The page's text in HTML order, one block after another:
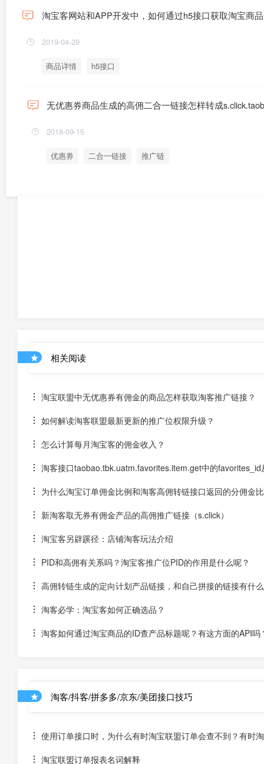
淘宝客网站和APP开发中，如何通过h5接口获取淘宝商
2019-04-29
商品详情 h5接口
无优惠券商品生成的高佣二合一链接怎样转成
2018-09-15
优惠券 二合一链接 推广链
相关阅读
淘宝联盟中无优惠券有佣金的商品怎样获取淘客推广链接？
如何解读淘客联盟最新更新的推广位权限升级？
怎么计算每月淘宝客的佣金收入？
淘客接口taobao.tbk.uatm.favorites.item.get中的favorites_id
为什么淘宝订单佣金比例和淘客高佣转链接口返回的分佣金
新淘客取无券有佣金产品的高佣推广链接（s.click）
淘宝客另辟蹊径：店铺淘客玩法介绍
PID和高佣有关系吗？淘宝客推广位PID的作用是什么呢？
高佣转链生成的定向计划产品链接，和自己拼接的链接有什
淘客必学：淘宝客如何正确选品？
淘客如何通过淘宝商品的ID查产品标题呢？有这方面的API吗
淘客/抖客/拼多多/京东/美团接口技巧
使用订单接口时，为什么有时淘宝联盟订单会查不到？有时
淘宝联盟订单报表名词解释